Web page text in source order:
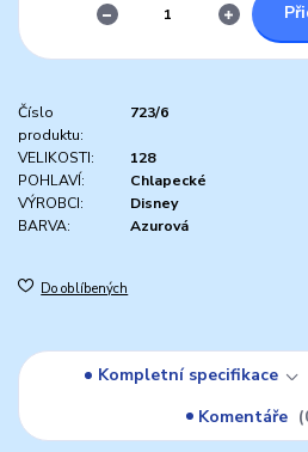
Číslo
produktu:
723/6
VELIKOSTI:
128
POHLAVÍ:
Chlapecké
VÝROBCI:
Disney
BARVA:
Azurová
Do oblíbených
Kompletní specifikace
Komentáře